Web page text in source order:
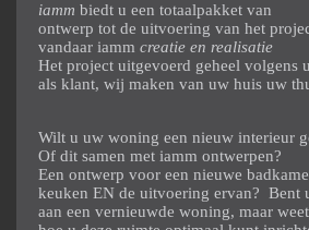
iamm biedt u een totaalpakket van
ontwerp tot de uitvoering van het
vandaar iamm creatie en realisatie
Het project uitgevoerd geheel volgens
als klant, wij maken van uw huis uw
Wilt u uw woning een nieuw interieur
Of dit samen met iamm ontwerpen?
Een ontwerp voor een nieuwe
keuken EN de uitvoering ervan? Bent
aan een vernieuwde woning, maar